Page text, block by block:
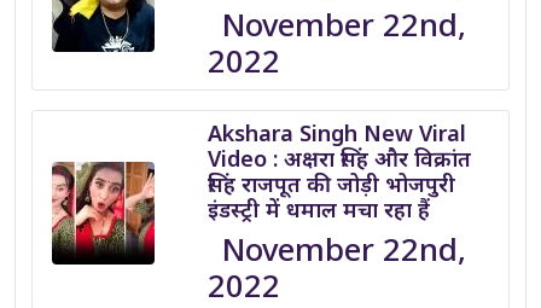
November 22nd,
2022
Akshara Singh New Viral
Video : अक्षरा सिंह और विक्रांत
सिंह राजपूत की जोड़ी भोजपुरी
इंडस्ट्री में धमाल मचा रहा हैं
November 22nd,
2022